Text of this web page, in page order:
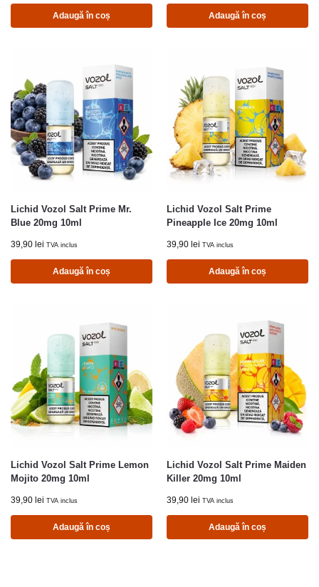
Adaugă în coș Adaugă în coș
Lichid Vozol Salt Prime Mr.
Blue 20mg 10ml
39,90 lei TVA inclus
Adaugă în coș
Lichid Vozol Salt Prime
Pineapple Ice 20mg 10ml
39,90 lei TVA inclus
Adaugă în coș
Lichid Vozol Salt Prime Lemon
Mojito 20mg 10ml
39,90 lei TVA inclus
Adaugă în coș
Lichid Vozol Salt Prime Maiden
Killer 20mg 10ml
39,90 lei TVA inclus
Adaugă în coș